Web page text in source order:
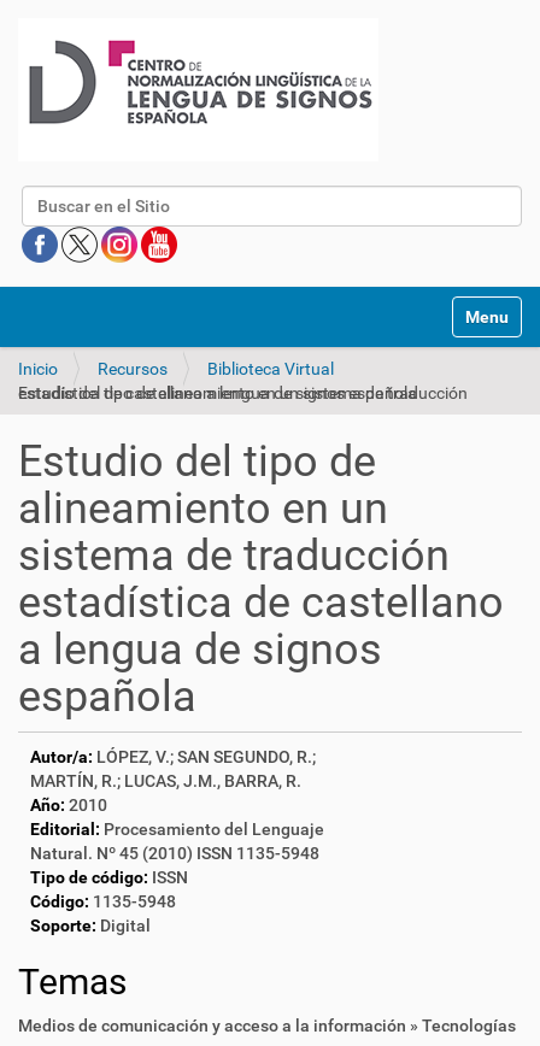
Buscar
Mostrar/
Inicio Recursos
Biblioteca Virtual
Estudio del tipo de alineamiento en un sistema de traducción estadística de castellano a lengua de signos española
Estudio del tipo de
alineamiento en un
sistema de traducción
estadística de castellano
a lengua de signos
española
Autor/a: LÓPEZ, V.; SAN SEGUNDO, R.;
MARTÍN, R.; LUCAS, J.M., BARRA, R.
Año: 2010
Editorial: Procesamiento del Lenguaje
Natural. Nº 45 (2010) ISSN 1135-5948
Tipo de código: ISSN
Código: 1135-5948
Soporte: Digital
Temas
Medios de comunicación y acceso a la información » Tecnologías